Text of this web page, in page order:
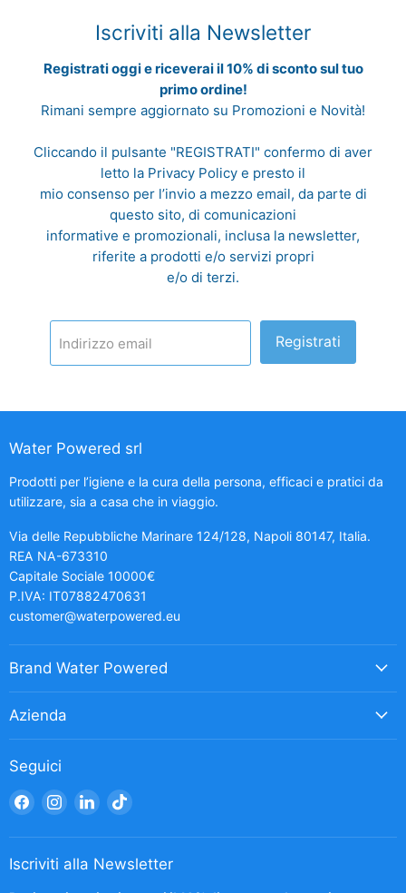
Iscriviti alla Newsletter
Registrati oggi e riceverai il 10% di sconto sul tuo
primo ordine!
Rimani sempre aggiornato su Promozioni e Novità!
Cliccando il pulsante "REGISTRATI" confermo di aver
letto la Privacy Policy e presto il
mio consenso per l’invio a mezzo email, da parte di
questo sito, di comunicazioni
informative e promozionali, inclusa la newsletter,
riferite a prodotti e/o servizi propri
e/o di terzi.
Indirizzo email Registrati
Water Powered srl
Prodotti per l’igiene e la cura della persona, efficaci e pratici da
utilizzare, sia a casa che in viaggio.
Via delle Repubbliche Marinare 124/128, Napoli 80147, Italia.
REA NA-673310
Capitale Sociale 10000€
P.IVA: IT07882470631
customer@waterpowered.eu
Brand Water Powered
Azienda
Seguici
Trovaci
Facebook
Trovaci
Instagram
Trovaci
LinkedIn
Trovaci
TikTok
Iscriviti alla Newsletter